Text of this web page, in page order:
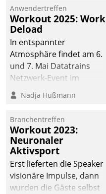
Anwendertreffen
Workout 2025: Work
Deload
In entspannter
Atmosphäre findet am 6.
und 7. Mai Datatrains
Netzwerk-Event im
Kunden- und Partnerkreis
statt. Zentrale Frage: Wie
Mammutprojekte
meistern und Workloads
wuppen – bei zunehmend
anspruchsvollen
Aufgaben und
abnehmendem
Nadja Hußmann
Branchentreffen
Workout 2023:
Neuronaler
Aktivsport
Erst lieferten die Speaker
visionäre Impulse, dann
wurden die Gäste selbst